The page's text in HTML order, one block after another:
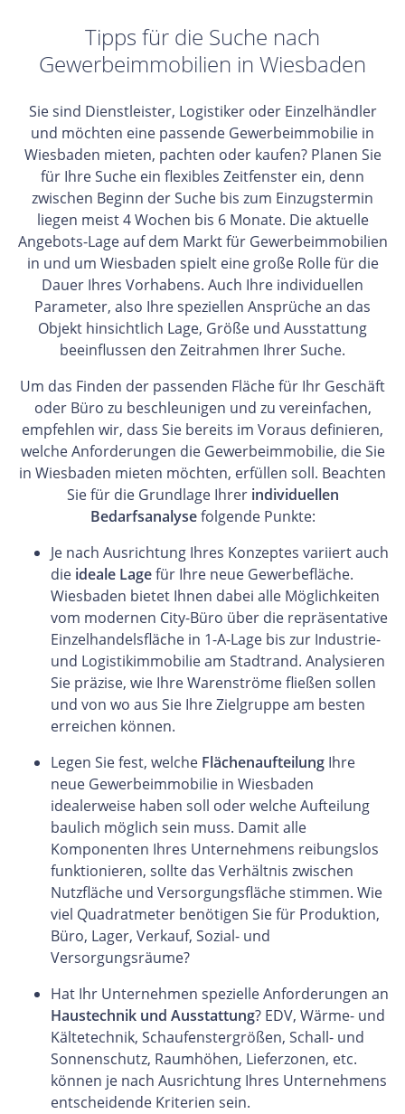
Tipps für die Suche nach
Gewerbeimmobilien in Wiesbaden
Sie sind Dienstleister, Logistiker oder Einzelhändler
und möchten eine passende Gewerbeimmobilie in
Wiesbaden mieten, pachten oder kaufen? Planen Sie
für Ihre Suche ein flexibles Zeitfenster ein, denn
zwischen Beginn der Suche bis zum Einzugstermin
liegen meist 4 Wochen bis 6 Monate. Die aktuelle
Angebots-Lage auf dem Markt für Gewerbeimmobilien
in und um Wiesbaden spielt eine große Rolle für die
Dauer Ihres Vorhabens. Auch Ihre individuellen
Parameter, also Ihre speziellen Ansprüche an das
Objekt hinsichtlich Lage, Größe und Ausstattung
beeinflussen den Zeitrahmen Ihrer Suche.
Um das Finden der passenden Fläche für Ihr Geschäft
oder Büro zu beschleunigen und zu vereinfachen,
empfehlen wir, dass Sie bereits im Voraus definieren,
welche Anforderungen die Gewerbeimmobilie, die Sie
in Wiesbaden mieten möchten, erfüllen soll. Beachten
Sie für die Grundlage Ihrer individuellen
Bedarfsanalysefolgende Punkte:
Je nach Ausrichtung Ihres Konzeptes variiert auch
die ideale Lagefür Ihre neue Gewerbefläche.
Wiesbaden bietet Ihnen dabei alle Möglichkeiten
vom modernen City-Büro über die repräsentative
Einzelhandelsfläche in 1-A-Lage bis zur Industrie-
und Logistikimmobilie am Stadtrand. Analysieren
Sie präzise, wie Ihre Warenströme fließen sollen
und von wo aus Sie Ihre Zielgruppe am besten
erreichen können.
Legen Sie fest, welche Flächenaufteilung Ihre
neue Gewerbeimmobilie in Wiesbaden
idealerweise haben soll oder welche Aufteilung
baulich möglich sein muss. Damit alle
Komponenten Ihres Unternehmens reibungslos
funktionieren, sollte das Verhältnis zwischen
Nutzfläche und Versorgungsfläche stimmen. Wie
viel Quadratmeter benötigen Sie für Produktion,
Büro, Lager, Verkauf, Sozial- und
Versorgungsräume?
Hat Ihr Unternehmen spezielle Anforderungen an
Haustechnik und Ausstattung? EDV, Wärme- und
Kältetechnik, Schaufenstergrößen, Schall- und
Sonnenschutz, Raumhöhen, Lieferzonen, etc.
können je nach Ausrichtung Ihres Unternehmens
entscheidende Kriterien sein.